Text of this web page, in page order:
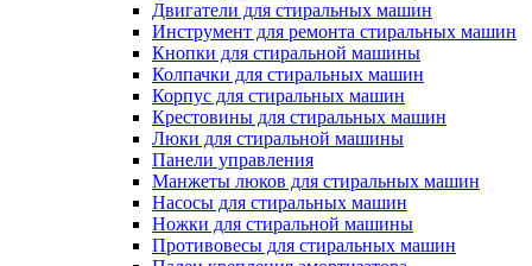
Двигатели для стиральных машин
Инструмент для ремонта стиральных машин
Кнопки для стиральной машины
Колпачки для стиральных машин
Корпус для стиральных машин
Крестовины для стиральных машин
Люки для стиральной машины
Панели управления
Манжеты люков для стиральных машин
Насосы для стиральных машин
Ножки для стиральной машины
Противовесы для стиральных машин